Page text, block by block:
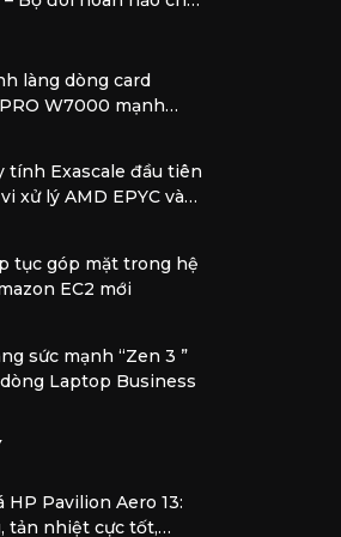
làng dòng card
W7000 mạnh
tính Exascale đầu tiên
xử lý AMD EPYC và
tục góp mặt trong hệ
EC2 mới
sức mạnh “Zen 3 ”
Laptop Business
HP Pavilion Aero 13:
tản nhiệt cực tốt,